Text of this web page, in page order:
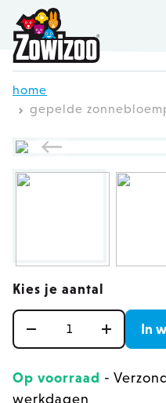
Ga direct door naar de
home
gepelde
Kies je aantal
In
Op voorraad -
werkdagen